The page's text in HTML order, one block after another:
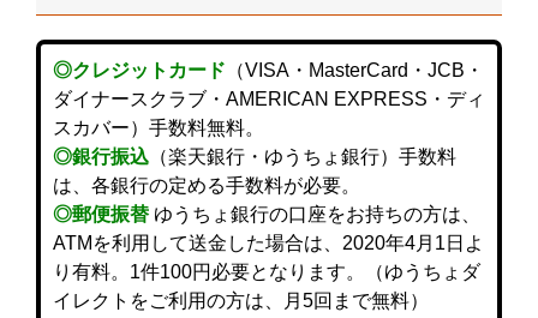
◎クレジットカード （VISA・MasterCard・JCB・
ダイナースクラブ・AMERICAN EXPRESS・ディ
スカバー）手数料無料。
◎銀行振込 （楽天銀行・ゆうちょ銀行）手数料
は、各銀行の定める手数料が必要。
◎郵便振替 ゆうちょ銀行の口座をお持ちの方は、
ATMを利用して送金した場合は、2020年4月1日よ
り有料。1件100円必要となります。（ゆうちょダ
イレクトをご利用の方は、月5回まで無料）